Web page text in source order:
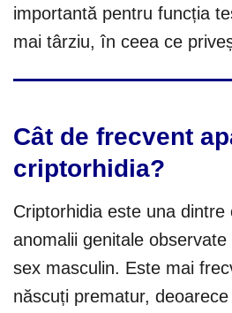
importantă pentru funcția
mai târziu, în ceea ce
Cât de frecvent
criptorhidia?
Criptorhidia este una
anomalii genitale
sex masculin. Este mai
născuți prematur,